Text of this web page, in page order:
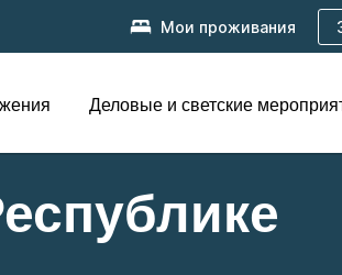
Мои проживания
Деловые и светские